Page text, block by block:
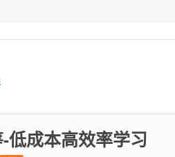
篇：
低成本高效率学习